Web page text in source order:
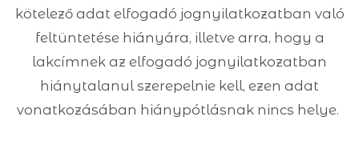
kötelező adat elfogadó jognyilatkozatban való
feltüntetése hiányára, illetve arra, hogy a
lakcímnek az elfogadó jognyilatkozatban
hiánytalanul szerepelnie kell, ezen adat
vonatkozásában hiánypótlásnak nincs helye.